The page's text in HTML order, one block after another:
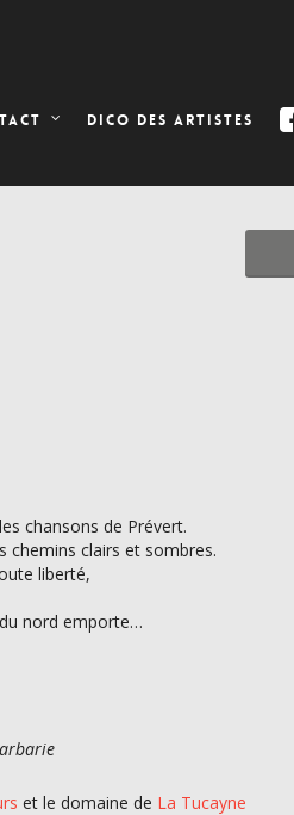
DICO DES ARTISTES
chansons de Prévert.
chemins clairs et sombres.
liberté,
nord emporte…
et le domaine de La Tucayne